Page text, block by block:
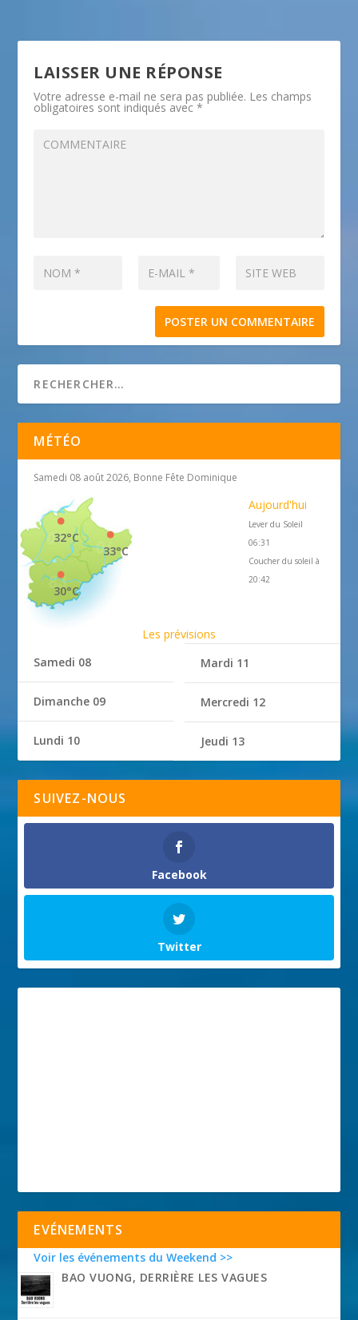
LAISSER UNE RÉPONSE
Votre adresse e-mail ne sera pas publiée. Les champs
obligatoires sont indiqués avec*
MÉTÉO
Samedi 08 août 2026, Bonne Fête Dominique
33°C
32°C
30°C
Aujourd'hui
Lever du Soleil
06:31
Coucher du soleil à
20:42
Les prévisions
Samedi 08
Dimanche 09
Lundi 10
Mardi 11
Mercredi 12
Jeudi 13
SUIVEZ-NOUS
Facebook
Twitter
EVÉNEMENTS
Voir les événements du Weekend >>
BAO VUONG, DERRIÈRE LES VAGUES